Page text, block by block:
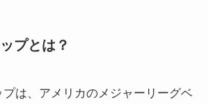
プとは？
プは、アメリカのメジャーリーグベ